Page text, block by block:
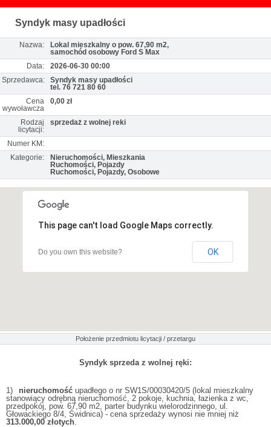
Syndyk masy upadłości
Nazwa:
Lokal mieszkalny o pow. 67,90 m2,
samochód osobowy Ford S Max
Data:
2026-06-30 00:00
Sprzedawca:
Syndyk masy upadłości
tel. 76 721 80 60
Cena
wywoławcza
0,00 zł
Rodzaj
licytacji:
sprzedaż z wolnej reki
Numer KM:
Kategorie:
Nieruchomości, Mieszkania
Ruchomości, Pojazdy
Ruchomości, Pojazdy, Osobowe
This page can't load Google Maps correctly.
Do you own this website? OK
Położenie przedmiotu licytacji / przetargu
Syndyk sprzeda z wolnej ręki:
1) nieruchomość upadłego o nr SW1S/00030420/5 (lokal mieszkalny
stanowiący odrębną nieruchomość, 2 pokoje, kuchnia, łazienka z wc,
przedpokój, pow. 67,90 m2, parter budynku wielorodzinnego, ul.
Głowackiego 8/4, Świdnica) - cena sprzedaży wynosi nie mniej niż
313.000,00 złotych.